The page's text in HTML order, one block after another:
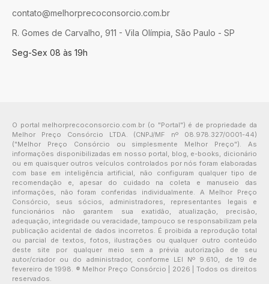
contato@melhorprecoconsorcio.com.br
R. Gomes de Carvalho, 911 - Vila Olímpia, São Paulo - SP
Seg-Sex 08 às 19h
O portal melhorprecoconsorcio.com.br (o "Portal") é de propriedade da
Melhor Preço Consórcio LTDA. (CNPJ/MF nº 08.978.327/0001-44)
("Melhor Preço Consórcio ou simplesmente Melhor Preço"). As
informações disponibilizadas em nosso portal, blog, e-books, dicionário
ou em quaisquer outros veículos controlados por nós foram elaboradas
com base em inteligência artificial, não configuram qualquer tipo de
recomendação e, apesar do cuidado na coleta e manuseio das
informações, não foram conferidas individualmente. A Melhor Preço
Consórcio, seus sócios, administradores, representantes legais e
funcionários não garantem sua exatidão, atualização, precisão,
adequação, integridade ou veracidade, tampouco se responsabilizam pela
publicação acidental de dados incorretos. É proibida a reprodução total
ou parcial de textos, fotos, ilustrações ou qualquer outro conteúdo
deste site por qualquer meio sem a prévia autorização de seu
autor/criador ou do administrador, conforme LEI Nº 9.610, de 19 de
fevereiro de 1998. ® Melhor Preço Consórcio | 2026 | Todos os direitos
reservados.